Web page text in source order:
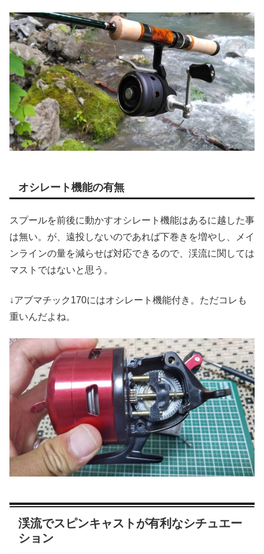
オシレート機能の有無
スプールを前後に動かすオシレート機能はあるに越した事
は無い。が、遠投しないのであれば下巻きを増やし、メイ
ンラインの量を減らせば対応できるので、渓流に関しては
マストではないと思う。
↓アブマチック170にはオシレート機能付き。ただコレも
重いんだよね。
渓流でスピンキャストが有利なシチュエー
ション